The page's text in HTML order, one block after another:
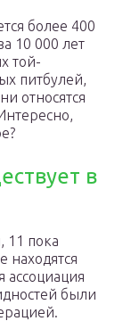
более 400
10 000 лет
той-
питбулей,
относятся
в
11 пока
находятся
ассоциация
были